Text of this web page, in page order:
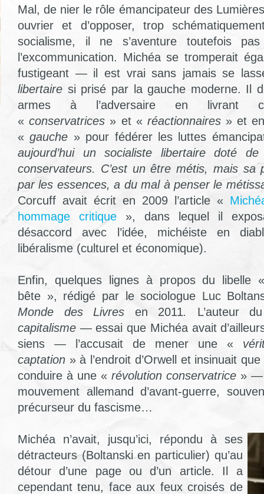
Mal, de nier le rôle émancipateur des
ouvrier et d’opposer, trop
socialisme, il ne s’aventure toutefois
l’excommunication. Michéa se tromperait
fustigeant — il est vrai sans jamais se
libertaire si prisé par la gauche moderne. Il
armes à l’adversaire en livrant
«conservatrices » et « réactionnaires » et
«gauche » pour fédérer les luttes
aujourd’hui un socialiste libertaire doté
conservateurs. C’est un être métis, mais sa
par les essences, a du mal à penser le
Corcuff avait écrit en 2009 l’article «
hommage critique », dans lequel il
désaccord avec l’idée, michéiste en
libéralisme (culturel et économique).
Enfin, quelques lignes à propos du libelle
bête », rédigé par le sociologue Luc
Monde des Livres en 2011. L’auteur du
capitalisme —essai que Michéa avait
siens — l’accusait de mener une «
captation » à l’endroit d’Orwell et insinuait
conduire à une « révolution conservatrice » —
mouvement allemand d’avant-guerre,
précurseur du fascisme…
Michéa n’avait, jusqu’ici, répondu à ses
détracteurs (Boltanski en particulier) qu’au
détour d’une page ou d’un article. Il a
cependant tenu, face aux feux croisés de